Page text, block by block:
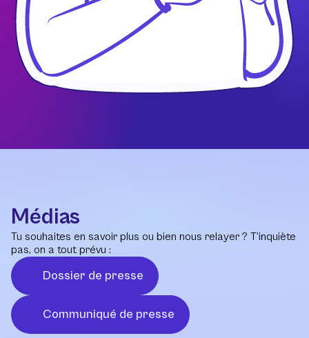
Médias
Tu souhaites en savoir plus ou bien nous relayer ? T’inquiète
pas, on a tout prévu :
Dossier de presse
Communiqué de presse